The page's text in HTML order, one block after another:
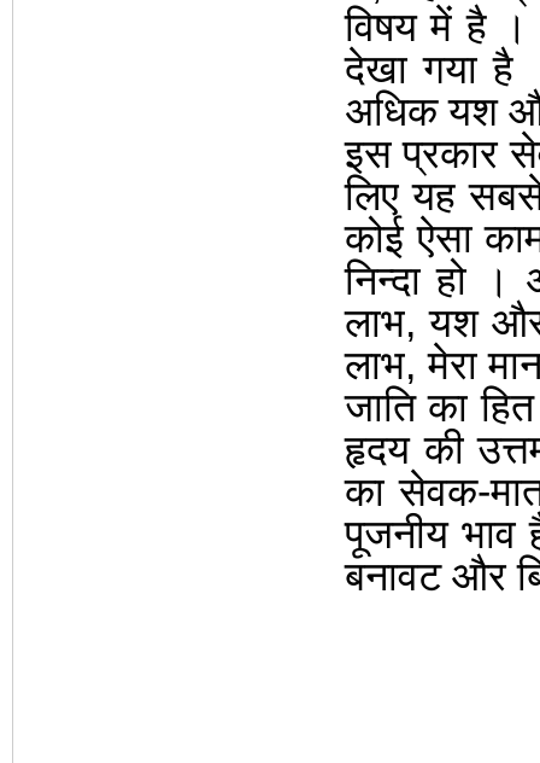
विषय में है
देखा गया है
अधिक यश
इस प्रकार
लिए यह
कोई ऐसा
निन्दा हो
।
लाभ,यश और
लाभ,मेरा
जाति का हित
हृदय की
का सेवक-
पूजनीय भाव
बनावट और